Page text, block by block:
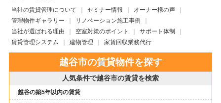
当社の賃貸管理について セミナー情報
オーナー様の声
管理物件ギャラリー
リノベーション施工事例
当社が選ばれる理由
空室対策のポイント
サポート体制
賃貸管理システム
建物管理 家賃回収業務代行
越谷市の賃貸物件を探す
人気条件で越谷市の賃貸を検索
越谷の築5年以内の賃貸